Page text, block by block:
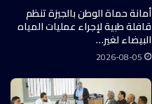
أمانة حماة الوطن بالجيزة تنظم
قافلة طبية لإجراء عمليات المياه
البيضاء لغير…
2026-08-05